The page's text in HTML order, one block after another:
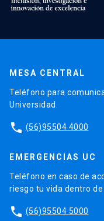
MESA CENTRAL
Teléfono para
Universidad.
phone (56)95504 4000
EMERGENCIAS UC
Teléfono en caso de
riesgo tu vida dentro de
phone (56)95504 5000